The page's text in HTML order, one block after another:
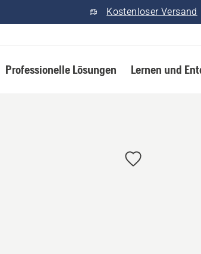
Kostenloser Versand
Professionelle Lösungen Lernen und